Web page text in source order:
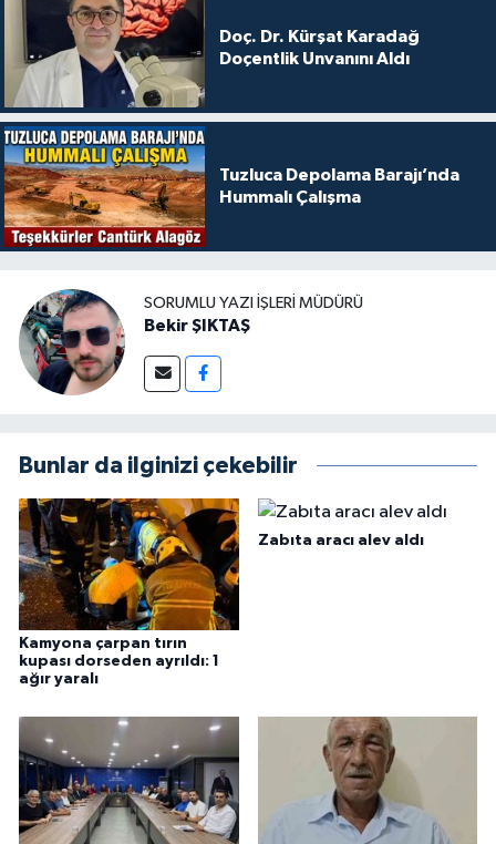
Doç. Dr. Kürşat Karadağ
Doçentlik Unvanını Aldı
Tuzluca Depolama Barajı’nda
Hummalı Çalışma
SORUMLU YAZI İŞLERI MÜDÜRÜ
Bekir ŞIKTAŞ
Bunlar da ilginizi çekebilir
Kamyona çarpan tırın
kupası dorseden ayrıldı: 1
ağır yaralı
Zabıta aracı alev aldı